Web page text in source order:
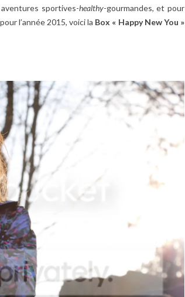
sportives-healthy-gourmandes, et pour
pour l’année 2015, voici la Box « Happy New You »